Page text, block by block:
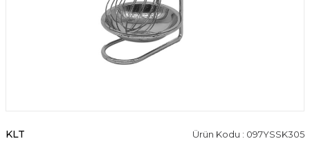
KLT Ürün Kodu : 097YSSK305